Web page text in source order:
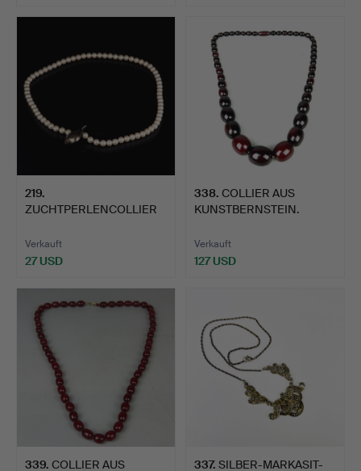
219.
ZUCHTPERLENCOLLIER
Verkauft
27 USD
338. COLLIER AUS
KUNSTBERNSTEIN.
Verkauft
127 USD
339. COLLIER AUS
337. SILBER-MARKASIT-